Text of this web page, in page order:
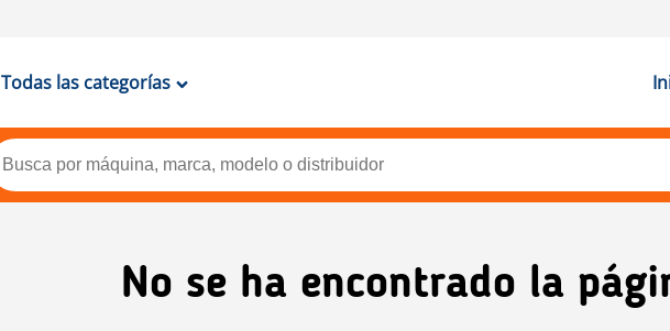
Todas las categorías
No se ha encontrado la